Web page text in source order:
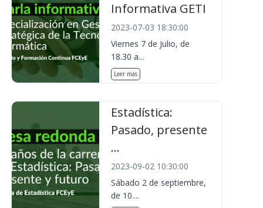
Informativa GETI
2023-07-03 18:30:00
Viernes 7 de Julio, de
18.30 a...
Leer más
Estadística:
Pasado, presente
...
2023-09-02 10:30:00
Sábado 2 de septiembre,
de 10....